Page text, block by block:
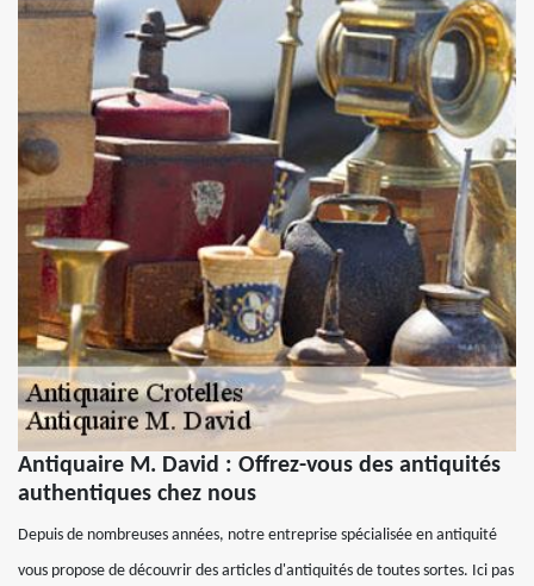
Antiquaire M. David : Offrez-vous des antiquités
authentiques chez nous
Depuis de nombreuses années, notre entreprise spécialisée en antiquité
vous propose de découvrir des articles d'antiquités de toutes sortes. Ici pas